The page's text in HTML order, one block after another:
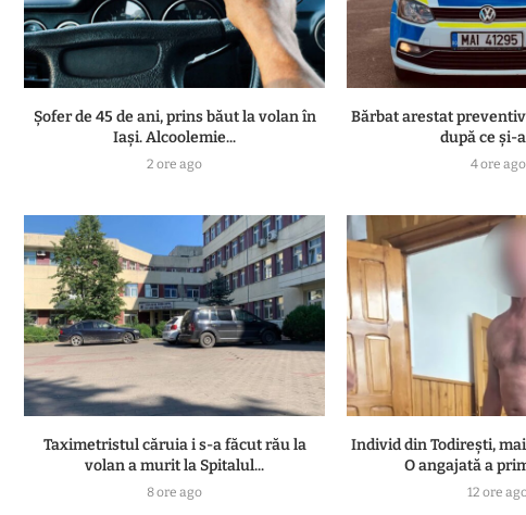
Șofer de 45 de ani, prins băut la volan în
Iași. Alcoolemie...
2 ore ago
Bărbat arestat
după ce și-
4 ore ago
Taximetristul căruia i s-a făcut rău la
volan a murit la Spitalul...
8 ore ago
Individ din Todirești,
O angajată a
12 ore